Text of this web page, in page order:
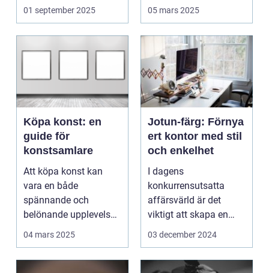
&aum...
01 september 2025 05 mars 2025
Köpa konst: en
guide för
konstsamlare
Att köpa konst kan
vara en både
spännande och
belönande upplevelse.
Det handlar...
04 mars 2025
Jotun-färg: Förnya
ert kontor med stil
och enkelhet
I dagens
konkurrensutsatta
affärsvärld är det
viktigt att skapa en
arbetsmiljö s...
03 december 2024